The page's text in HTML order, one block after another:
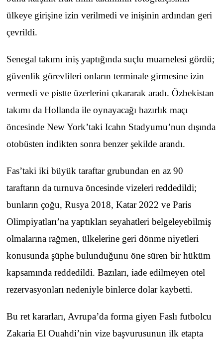
ülkeye girişine izin verilmedi ve inişinin ardından geri
çevrildi.
Senegal takımı iniş yaptığında suçlu muamelesi gördü;
güvenlik görevlileri onların terminale girmesine izin
vermedi ve pistte üzerlerini çıkararak aradı. Özbekistan
takımı da Hollanda ile oynayacağı hazırlık maçı
öncesinde New York’taki Icahn Stadyumu’nun dışında
otobüsten indikten sonra benzer şekilde arandı.
Fas’taki iki büyük taraftar grubundan en az 90
taraftarın da turnuva öncesinde vizeleri reddedildi;
bunların çoğu, Rusya 2018, Katar 2022 ve Paris
Olimpiyatları’na yaptıkları seyahatleri belgeleyebilmiş
olmalarına rağmen, ülkelerine geri dönme niyetleri
konusunda şüphe bulunduğunu öne süren bir hüküm
kapsamında reddedildi. Bazıları, iade edilmeyen otel
rezervasyonları nedeniyle binlerce dolar kaybetti.
Bu ret kararları, Avrupa’da forma giyen Faslı futbolcu
Zakaria El Ouahdi’nin vize başvurusunun ilk etapta